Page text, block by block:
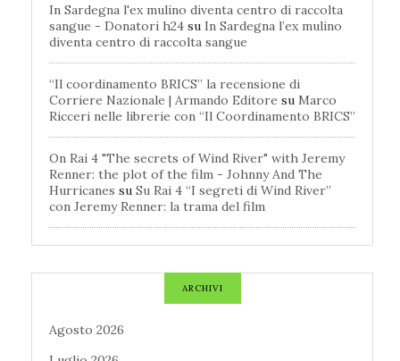
In Sardegna l'ex mulino diventa centro di raccolta
sangue - Donatori h24 su In Sardegna l’ex mulino
diventa centro di raccolta sangue
“Il coordinamento BRICS” la recensione di
Corriere Nazionale | Armando Editore su Marco
Ricceri nelle librerie con “Il Coordinamento BRICS”
On Rai 4 "The secrets of Wind River" with Jeremy
Renner: the plot of the film - Johnny And The
Hurricanes su Su Rai 4 “I segreti di Wind River”
con Jeremy Renner: la trama del film
ARCHIVI
Agosto 2026